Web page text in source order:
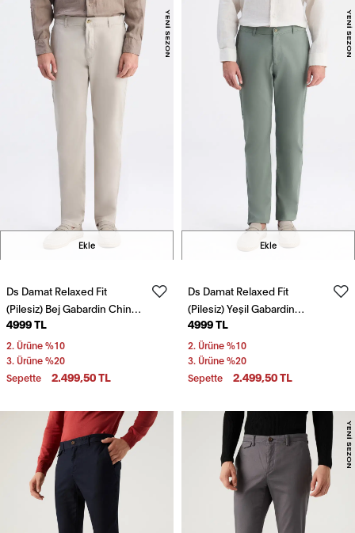
Ekle
Ds Damat Relaxed Fit
(Pilesiz) Bej Gabardin Chino
Pantolon
4999 TL
2. Ürüne %10
3. Ürüne %20
Sepette
2.499,50 TL
Ekle
Ds Damat Relaxed Fit
(Pilesiz) Yeşil Gabardin
Chino Pantolon
4999 TL
2. Ürüne %10
3. Ürüne %20
Sepette
2.499,50 TL